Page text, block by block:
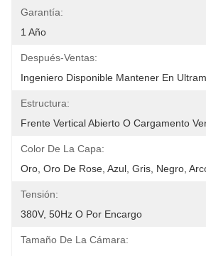
Garantía:
1 Año
Después-Ventas:
Ingeniero Disponible Mantener En
Estructura:
Frente Vertical Abierto O Cargamento
Color De La Capa:
Oro, Oro De Rose, Azul, Gris, Negro,
Tensión:
380V, 50Hz O Por Encargo
Tamaño De La Cámara: